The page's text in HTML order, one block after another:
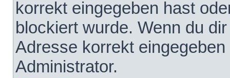
korrekt eingegeben hast
blockiert wurde. Wenn du
Adresse korrekt
Administrator.